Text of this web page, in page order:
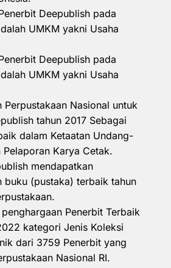
Deepublish pada
UMKM yakni Usaha
Deepublish pada
UMKM yakni Usaha
Perpustakaan Nasional untuk
tahun 2017 Sebagai
dalam Ketaatan Undang-
Pelaporan Karya Cetak.
mendapatkan
buku (pustaka) terbaik tahun
Penerbit Terbaik
kategori Jenis Koleksi
dari 3759 Penerbit yang
Nasional RI.